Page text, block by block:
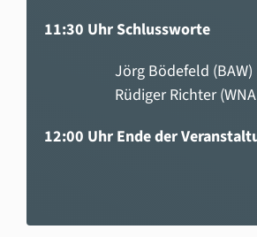
11:30 Uhr Schlussworte
Jörg Bödefeld (BAW)
Rüdiger Richter
12:00 Uhr Ende der